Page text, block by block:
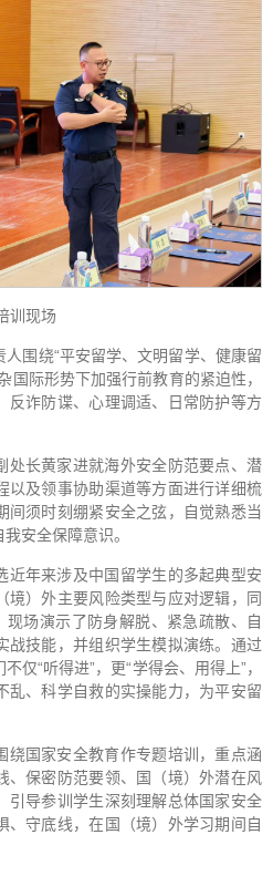
训现场
围绕“平安留学、文明留学、健康留
国际形势下加强行前教育的紧迫性，
反诈防谍、心理调适、日常防护等方
处长黄家进就海外安全防范要点、潜
以及领事协助渠道等方面进行详细梳
间须时刻绷紧安全之弦，自觉熟悉当
安全保障意识。
近年来涉及中国留学生的多起典型安
境）外主要风险类型与应对逻辑，同
现场演示了防身解脱、紧急疏散、自
战技能，并组织学生模拟演练。通过
仅“听得进”，更“学得会、用得上”，
乱、科学自救的实操能力，为平安留
绕国家安全教育作专题培训，重点涵
、保密防范要领、国（境）外潜在风
引导参训学生深刻理解总体国家安全
、守底线，在国（境）外学习期间自